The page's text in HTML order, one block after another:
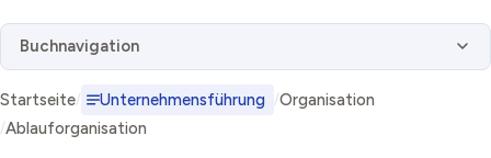
Buchnavigation
Startseite Unternehmensführung
Organisation
Ablauforganisation